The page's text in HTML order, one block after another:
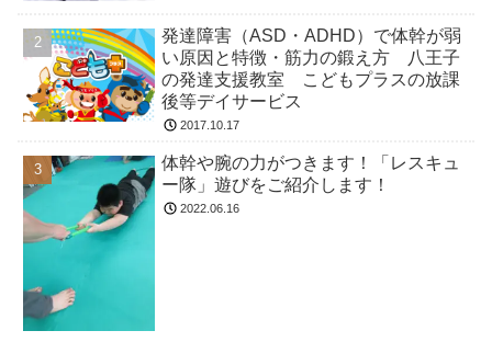
発達障害（ASD・ADHD）で体幹が弱
い原因と特徴・筋力の鍛え方 八王子
の発達支援教室 こどもプラスの放課
後等デイサービス
2017.10.17
体幹や腕の力がつきます！「レスキュ
ー隊」遊びをご紹介します！
2022.06.16